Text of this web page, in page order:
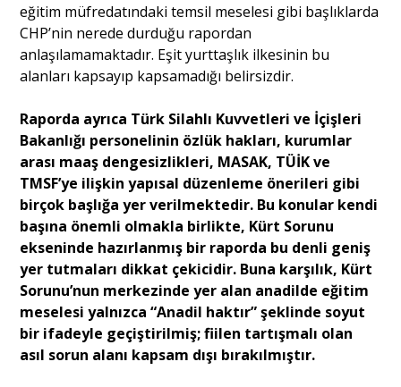
eğitim müfredatındaki temsil meselesi gibi başlıklarda
CHP’nin nerede durduğu rapordan
anlaşılamamaktadır. Eşit yurttaşlık ilkesinin bu
alanları kapsayıp kapsamadığı belirsizdir.
Raporda ayrıca Türk Silahlı Kuvvetleri ve İçişleri
Bakanlığı personelinin özlük hakları, kurumlar
arası maaş dengesizlikleri, MASAK, TÜİK ve
TMSF’ye ilişkin yapısal düzenleme önerileri gibi
birçok başlığa yer verilmektedir. Bu konular kendi
başına önemli olmakla birlikte, Kürt Sorunu
ekseninde hazırlanmış bir raporda bu denli geniş
yer tutmaları dikkat çekicidir. Buna karşılık, Kürt
Sorunu’nun merkezinde yer alan anadilde eğitim
meselesi yalnızca “Anadil haktır” şeklinde soyut
bir ifadeyle geçiştirilmiş; fiilen tartışmalı olan
asıl sorun alanı kapsam dışı bırakılmıştır.